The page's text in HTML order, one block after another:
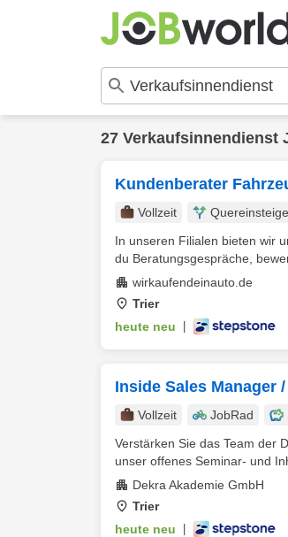
27 Verkaufsinnendienst
Kundenberater
Vollzeit
In unseren Filialen bieten wir
du Beratungsgespräche,
wirkaufendeinauto.de
Trier
heute neu
Inside Sales Manager
Vollzeit JobRad
Verstärken Sie das Team der
unser offenes Seminar- und
Dekra Akademie GmbH
Trier
heute neu